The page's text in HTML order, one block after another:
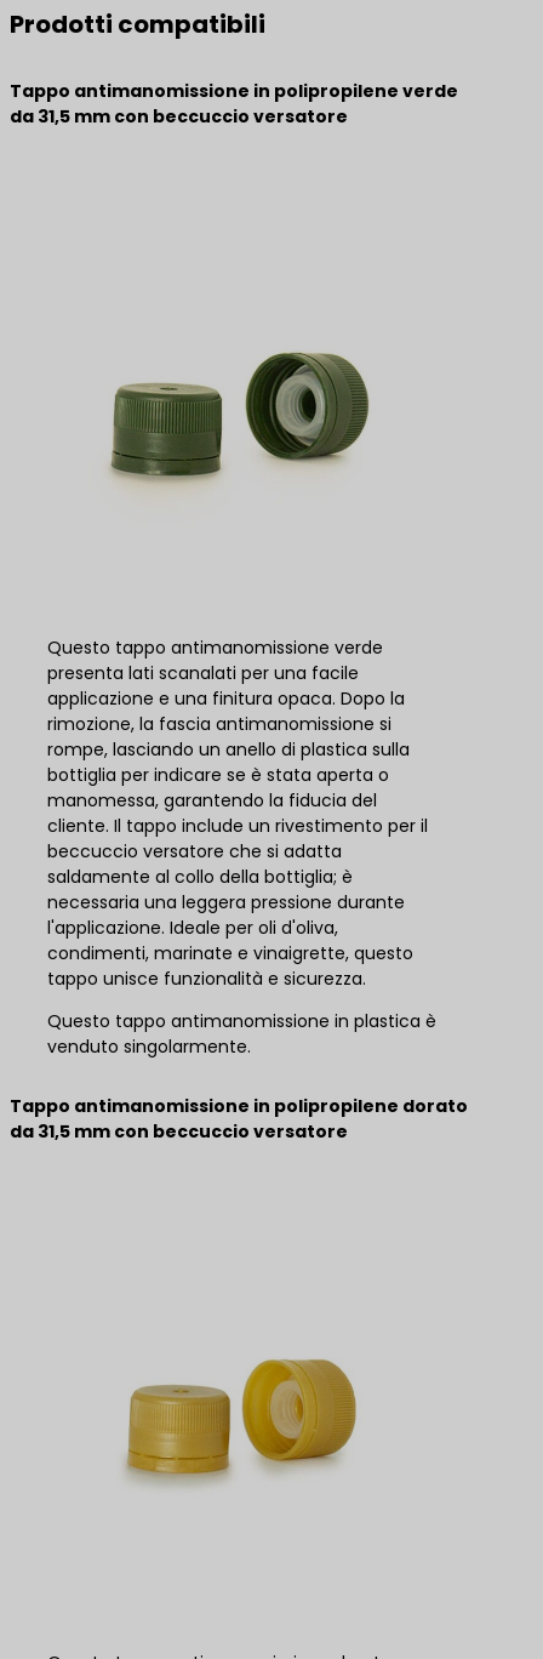
Prodotti compatibili
Tappo antimanomissione in polipropilene verde
da 31,5 mm con beccuccio versatore
Questo tappo antimanomissione verde
presenta lati scanalati per una facile
applicazione e una finitura opaca. Dopo la
rimozione, la fascia antimanomissione si
rompe, lasciando un anello di plastica sulla
bottiglia per indicare se è stata aperta o
manomessa, garantendo la fiducia del
cliente. Il tappo include un rivestimento per il
beccuccio versatore che si adatta
saldamente al collo della bottiglia; è
necessaria una leggera pressione durante
l'applicazione. Ideale per oli d'oliva,
condimenti, marinate e vinaigrette, questo
tappo unisce funzionalità e sicurezza.
Questo tappo antimanomissione in plastica è
venduto singolarmente.
Tappo antimanomissione in polipropilene dorato
da 31,5 mm con beccuccio versatore